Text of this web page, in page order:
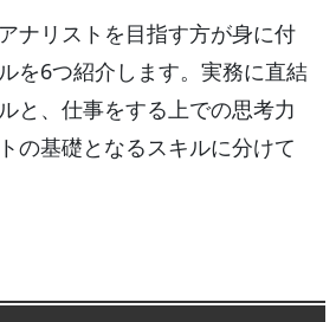
ナリストを目指す方が身に付
を6つ紹介します。実務に直結
と、仕事をする上での思考力
の基礎となるスキルに分けて